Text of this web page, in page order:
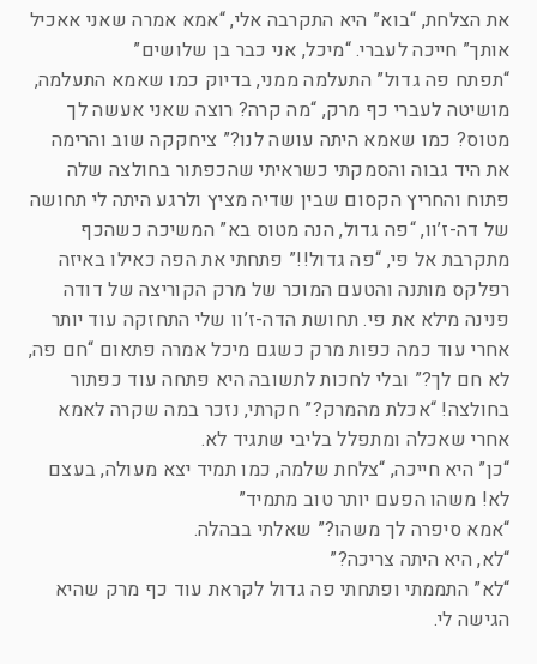
את הצלחת, “בוא” היא התקרבה אלי, “אמא אמרה שאני אאכיל
אותך” חייכה לעברי. “מיכל, אני כבר בן שלושים”
“תפתח פה גדול” התעלמה ממני, בדיוק כמו שאמא התעלמה,
מושיטה לעברי כף מרק, “מה קרה? רוצה שאני אעשה לך
מטוס? כמו שאמא היתה עושה לנו?” ציחקקה שוב והרימה
את היד גבוה והסמקתי כשראיתי שהכפתור בחולצה שלה
פתוח והחריץ הקסום שבין שדיה מציץ ולרגע היתה לי תחושה
של דה-ז’וו, “פה גדול, הנה מטוס בא” המשיכה כשהכף
מתקרבת אל פי, “פה גדול!!” פתחתי את הפה כאילו באיזה
רפלקס מותנה והטעם המוכר של מרק הקוריצה של דודה
פנינה מילא את פי. תחושת הדה-ז’וו שלי התחזקה עוד יותר
אחרי עוד כמה כפות מרק כשגם מיכל אמרה פתאום “חם פה,
לא חם לך?” ובלי לחכות לתשובה היא פתחה עוד כפתור
בחולצה! “אכלת מהמרק?” חקרתי, נזכר במה שקרה לאמא
אחרי שאכלה ומתפלל בליבי שתגיד לא.
“כן” היא חייכה, “צלחת שלמה, כמו תמיד יצא מעולה, בעצם
לא! משהו הפעם יותר טוב מתמיד”
“אמא סיפרה לך משהו?” שאלתי בבהלה.
“לא, היא היתה צריכה?”
“לא” התממתי ופתחתי פה גדול לקראת עוד כף מרק שהיא
הגישה לי.